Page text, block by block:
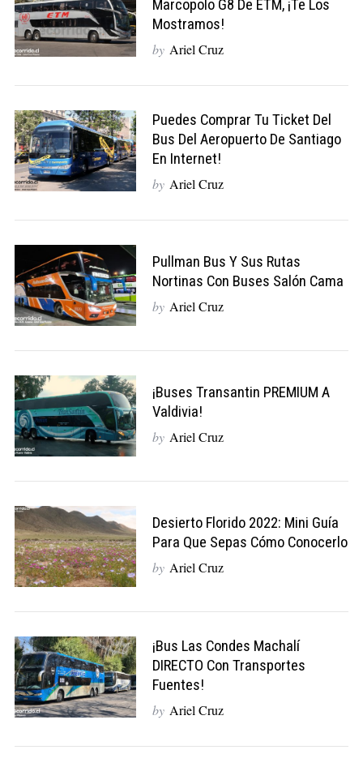
Marcopolo G8 De ETM, ¡te Los
Mostramos!
by Ariel Cruz
Puedes Comprar Tu Ticket Del
Bus Del Aeropuerto De Santiago
En Internet!
by Ariel Cruz
Pullman Bus Y Sus Rutas
Nortinas Con Buses Salón Cama
by Ariel Cruz
¡Buses Transantin PREMIUM A
Valdivia!
by Ariel Cruz
Desierto Florido 2022: Mini Guía
Para Que Sepas Cómo Conocerlo
by Ariel Cruz
¡Bus Las Condes Machalí
DIRECTO Con Transportes
Fuentes!
by Ariel Cruz